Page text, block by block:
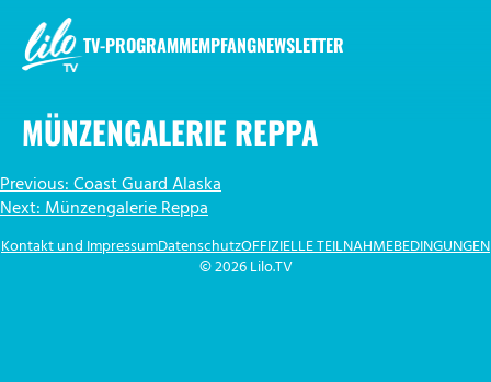
Inhalt
springen
TV-PROGRAMMEMPFANGNEWSLETTER
MÜNZENGALERIE REPPA
BEITRAGSNAVIGATION
Previous:Coast Guard Alaska
Next:Münzengalerie Reppa
© 2026 Lilo.TV
Kontakt und ImpressumDatenschutzOFFIZIELLE TEILNAHMEBEDINGUNGEN